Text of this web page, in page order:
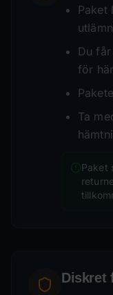
Paket
Du
för
Ta
Paket
Diskret